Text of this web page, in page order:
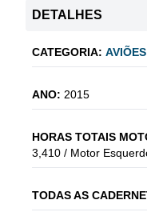
DETALHES
CATEGORIA: AVIÕES
ANO: 2015
HORAS TOTAIS
3,410 / Motor
TODAS AS